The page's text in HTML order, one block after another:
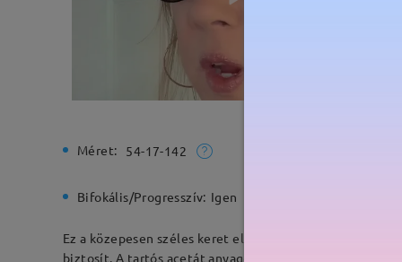
Méret: 54-17-142 Teljes
Bifokális/Progresszív: Igen
Ez a közepesen széles keret elegáns teknősbékás
biztosít. A tartós acetát anyagok divatos és tartós